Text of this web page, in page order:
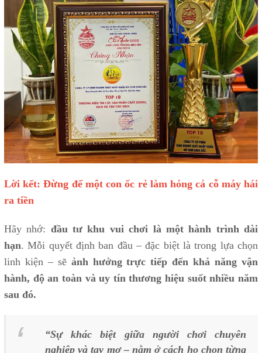
Lời kết: Đừng để một con ốc rẻ làm hỏng cả cỗ máy hái
ra tiền
Hãy nhớ: đầu tư khu vui chơi là một hành trình dài
hạn. Mỗi quyết định ban đầu – đặc biệt là trong lựa chọn
linh kiện – sẽ ảnh hưởng trực tiếp đến khả năng vận
hành, độ an toàn và uy tín thương hiệu suốt nhiều năm
sau đó.
“Sự khác biệt giữa người chơi chuyên
nghiệp và tay mơ – nằm ở cách họ chọn từng